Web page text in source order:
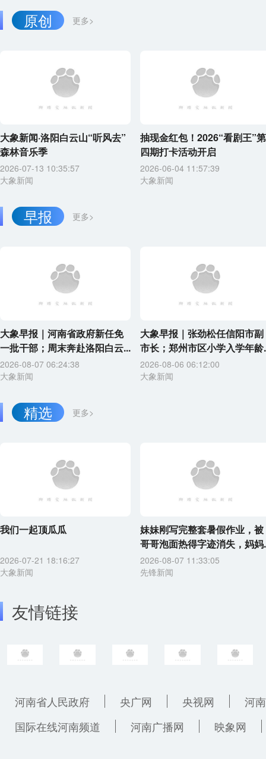
更多>
原创
大象新闻·洛阳白云山“听风去”
森林音乐季
2026-07-13 10:35:57
大象新闻
抽现金红包！2026“看剧王”第
四期打卡活动开启
2026-06-04 11:57:39
大象新闻
更多>
早报
大象早报｜河南省政府新任免
一批干部；周末奔赴洛阳白云...
2026-08-07 06:24:38
大象新闻
大象早报｜张劲松任信阳市副
市长；郑州市区小学入学年龄
2026-08-06 06:12:00
大象新闻
更多>
精选
我们一起顶瓜瓜
2026-07-21 18:16:27
大象新闻
妹妹刚写完整套暑假作业，被
哥哥泡面热得字迹消失，妈妈
2026-08-07 11:33:05
先锋新闻
友情链接
河南省人民政府 央广网 央视网
河
国际在线河南频道
河南广播网 映象网